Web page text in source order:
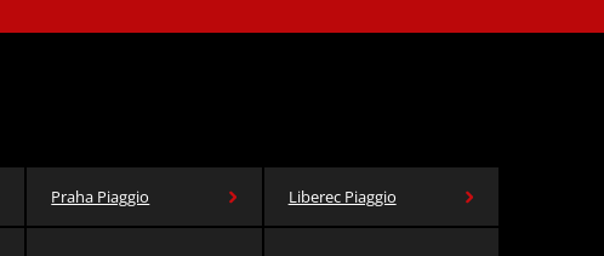
Praha Piaggio Liberec Piaggio